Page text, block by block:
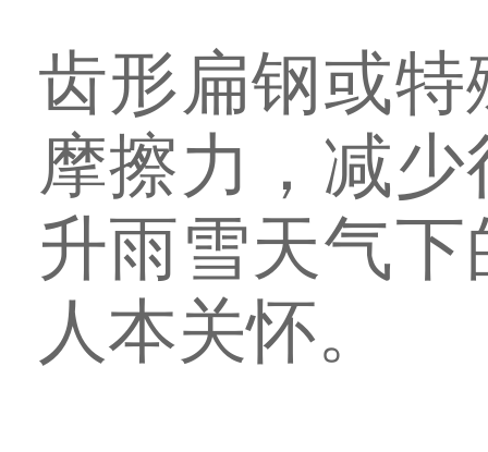
齿形扁钢或
摩擦力，减
升雨雪天气
人本关怀。